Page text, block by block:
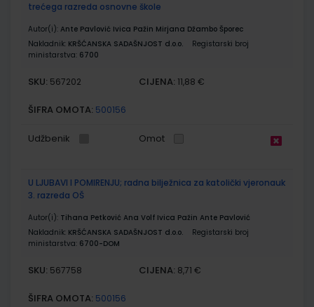
trećega razreda osnovne škole
Autor(i): Ante Pavlović Ivica Pažin Mirjana Džambo Šporec
Nakladnik: KRŠĆANSKA SADAŠNJOST d.o.o.
Registarski broj
ministarstva: 6700
SKU: 567202 CIJENA: 11,88 €
ŠIFRA OMOTA: 500156
Udžbenik Omot
U LJUBAVI I POMIRENJU; radna bilježnica za katolički vjeronauk
3. razreda OŠ
Autor(i): Tihana Petković Ana Volf Ivica Pažin Ante Pavlović
Nakladnik: KRŠĆANSKA SADAŠNJOST d.o.o.
Registarski broj
ministarstva: 6700-DOM
SKU: 567758 CIJENA: 8,71 €
ŠIFRA OMOTA: 500156